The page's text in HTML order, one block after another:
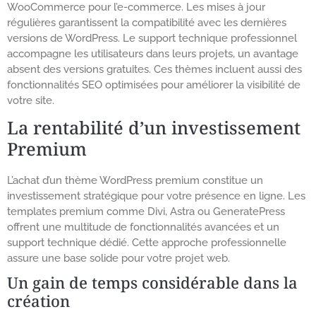
WooCommerce pour l’e-commerce. Les mises à jour
régulières garantissent la compatibilité avec les dernières
versions de WordPress. Le support technique professionnel
accompagne les utilisateurs dans leurs projets, un avantage
absent des versions gratuites. Ces thèmes incluent aussi des
fonctionnalités SEO optimisées pour améliorer la visibilité de
votre site.
La rentabilité d’un investissement
Premium
L’achat d’un thème WordPress premium constitue un
investissement stratégique pour votre présence en ligne. Les
templates premium comme Divi, Astra ou GeneratePress
offrent une multitude de fonctionnalités avancées et un
support technique dédié. Cette approche professionnelle
assure une base solide pour votre projet web.
Un gain de temps considérable dans la
création